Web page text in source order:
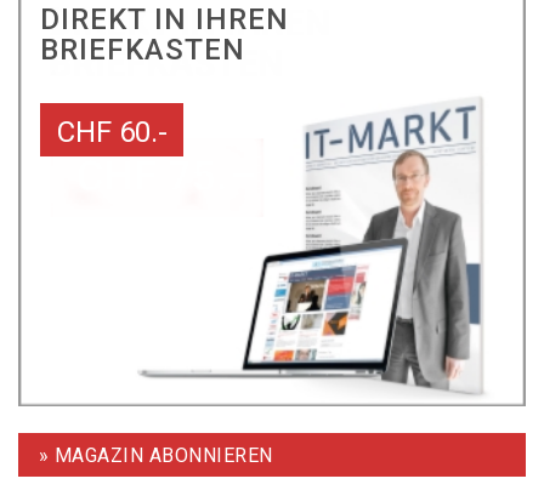
DIREKT IN IHREN
BRIEFKASTEN
CHF 60.-
» MAGAZIN ABONNIEREN